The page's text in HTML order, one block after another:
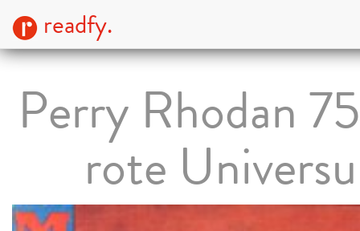
readfy.
Perry Rhodan
rote